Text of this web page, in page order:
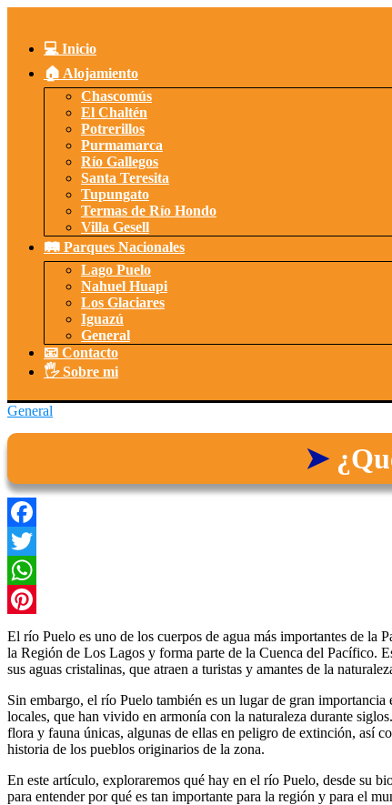
contenido💻 Inicio
🏠 Alojamiento
Chascomús
El Chaltén
Potrerillos
Purmamarca
Río Gallegos
Santa Teresita
Tupungato
Termas de Río Hondo
Villa Gesell
🛤️ Parques Nacionales
Lago Puelo
Nahuel Huapi
Los Glaciares
Iguazú
General
📧 Contacto
🖐️ Sobre mi
General
Facebook
Twitter
WhatsApp
Pinterest
El río Puelo es uno de los cuerpos de agua más importantes de la
la Región de Los Lagos y forma parte de la Cuenca del Pacífico.
sus aguas cristalinas, que atraen a turistas y amantes de la
Sin embargo, el río Puelo también es un lugar de gran
locales, que han vivido en armonía con la naturaleza durante
flora y fauna únicas, algunas de ellas en peligro de extinción, así
historia de los pueblos originarios de la zona.
En este artículo, exploraremos qué hay en el río Puelo, desde su
para entender por qué es tan importante para la región y para el